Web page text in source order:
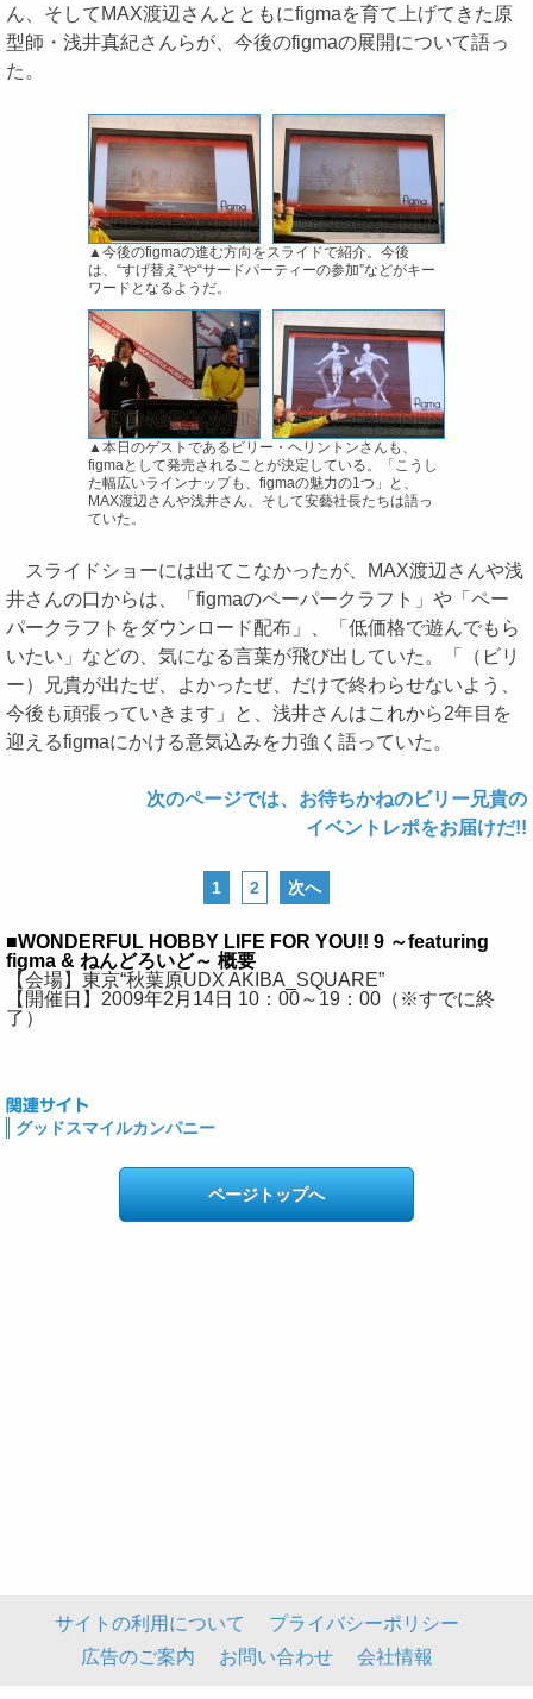
ん、そしてMAX渡辺さんとともにfigmaを育て上げてきた原
型師・浅井真紀さんらが、今後のfigmaの展開について語っ
た。
▲今後のfigmaの進む方向をスライドで紹介。今後
は、“すげ替え”や“サードパーティーの参加”などがキー
ワードとなるようだ。
▲本日のゲストであるビリー・ヘリントンさんも、
figmaとして発売されることが決定している。「こうし
た幅広いラインナップも、figmaの魅力の1つ」と、
MAX渡辺さんや浅井さん、そして安藝社長たちは語っ
ていた。
スライドショーには出てこなかったが、MAX渡辺さんや浅
井さんの口からは、「figmaのペーパークラフト」や「ペー
パークラフトをダウンロード配布」、「低価格で遊んでもら
いたい」などの、気になる言葉が飛び出していた。「（ビリ
ー）兄貴が出たぜ、よかったぜ、だけで終わらせないよう、
今後も頑張っていきます」と、浅井さんはこれから2年目を
迎えるfigmaにかける意気込みを力強く語っていた。
次のページでは、お待ちかねのビリー兄貴の
イベントレポをお届けだ!!
1 2 次へ
■WONDERFUL HOBBY LIFE FOR YOU!! 9 ～featuring
figma & ねんどろいど～ 概要
【会場】東京“秋葉原UDX AKIBA_SQUARE”
【開催日】2009年2月14日 10：00～19：00（※すでに終
了）
グッドスマイルカンパニー
ページトップへ
サイトの利用について
プライバシーポリシー
広告のご案内
お問い合わせ 会社情報